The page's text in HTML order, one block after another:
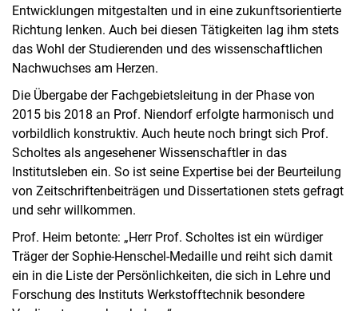
Entwicklungen mitgestalten und in eine zukunftsorientierte
Richtung lenken. Auch bei diesen Tätigkeiten lag ihm stets
das Wohl der Studierenden und des wissenschaftlichen
Nachwuchses am Herzen.
Die Übergabe der Fachgebietsleitung in der Phase von
2015 bis 2018 an Prof. Niendorf erfolgte harmonisch und
vorbildlich konstruktiv. Auch heute noch bringt sich Prof.
Scholtes als angesehener Wissenschaftler in das
Institutsleben ein. So ist seine Expertise bei der Beurteilung
von Zeitschriftenbeiträgen und Dissertationen stets gefragt
und sehr willkommen.
Prof. Heim betonte: „Herr Prof. Scholtes ist ein würdiger
Träger der Sophie-Henschel-Medaille und reiht sich damit
ein in die Liste der Persönlichkeiten, die sich in Lehre und
Forschung des Instituts Werkstofftechnik besondere